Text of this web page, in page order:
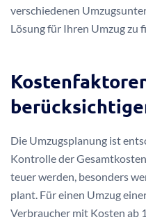
verschiedenen
Lösung für Ihren Umzug zu
Die Umzugsplanung ist
Kontrolle der
teuer werden, besonders
plant. Für einen Umzug
Verbraucher mit Kosten ab